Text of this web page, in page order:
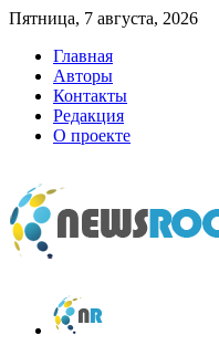
Пятница, 7 августа, 2026
Главная
Авторы
Контакты
Редакция
О проекте
newsroom.su
Новости о новостях